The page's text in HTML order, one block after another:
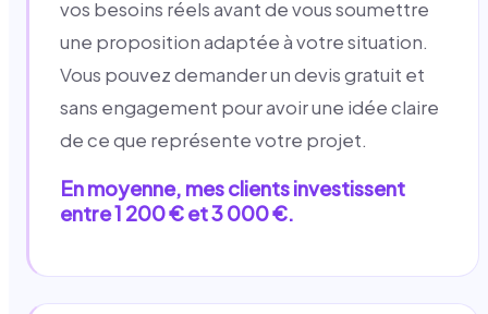
vos besoins réels avant de vous soumettre
une proposition adaptée à votre situation.
Vous pouvez demander un devis gratuit et
sans engagement pour avoir une idée claire
de ce que représente votre projet.
En moyenne, mes clients investissent
entre 1 200 € et 3 000 €.